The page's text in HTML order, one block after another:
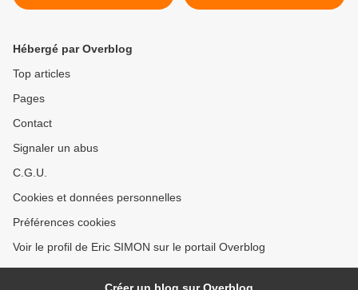
RONDARD « Animae
Hébergé par Overblog
Top articles
Pages
Contact
Signaler un abus
C.G.U.
Cookies et données personnelles
Préférences cookies
Voir le profil de Eric SIMON sur le portail Overblog